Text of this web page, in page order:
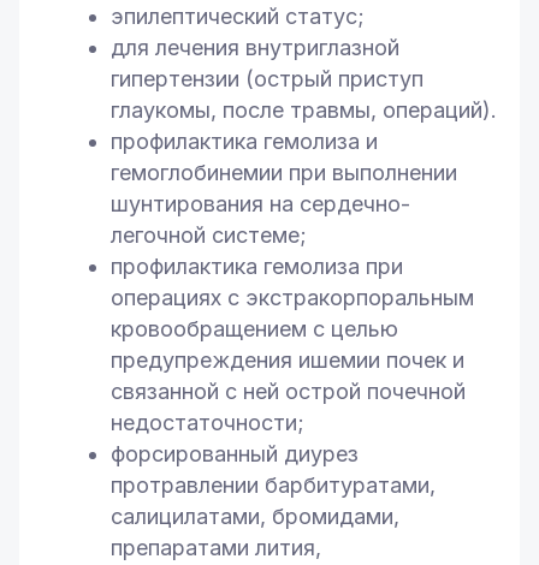
эпилептический статус;
для лечения внутриглазной
гипертензии (острый приступ
глаукомы, после травмы, операций).
профилактика гемолиза и
гемоглобинемии при выполнении
шунтирования на сердечно-
легочной системе;
профилактика гемолиза при
операциях с экстракорпоральным
кровообращением с целью
предупреждения ишемии почек и
связанной с ней острой почечной
недостаточности;
форсированный диурез
протравлении барбитуратами,
салицилатами, бромидами,
препаратами лития,